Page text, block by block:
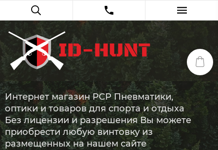
Интернет магазин PCP Пневматики,
оптики и товаров для спорта и отдыха
Без лицензии и разрешения Вы можете
приобрести любую винтовку из
размещенных на нашем сайте